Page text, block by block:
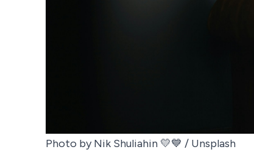
Photo by Nik Shuliahin 💛💙 / Unsplash